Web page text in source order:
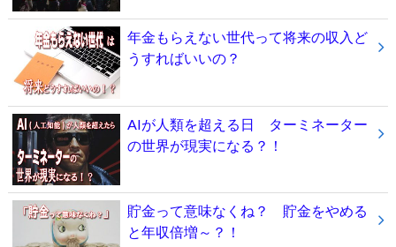
年金もらえない世代って将来の収入ど
うすればいいの？
AIが人類を超える日 ターミネーター
の世界が現実になる？！
貯金って意味なくね？ 貯金をやめる
と年収倍増～？！